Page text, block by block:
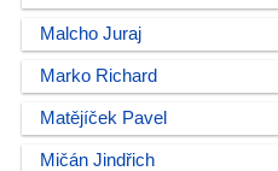
Malcho Juraj
Marko Richard
Matějíček Pavel
Mičán Jindřich